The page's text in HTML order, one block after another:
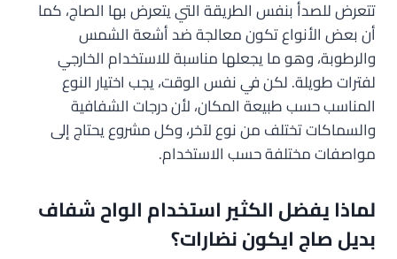
تتعرض للصدأ بنفس الطريقة التي يتعرض بها الصاج، كما
أن بعض الأنواع تكون معالجة ضد أشعة الشمس
والرطوبة، وهو ما يجعلها مناسبة للاستخدام الخارجي
لفترات طويلة. لكن في نفس الوقت، يجب اختيار النوع
المناسب حسب طبيعة المكان، لأن درجات الشفافية
والسماكات تختلف من نوع لآخر، وكل مشروع يحتاج إلى
مواصفات مختلفة حسب الاستخدام.
لماذا يفضل الكثير استخدام الواح شفاف
بديل صاج ايكون نضارات؟